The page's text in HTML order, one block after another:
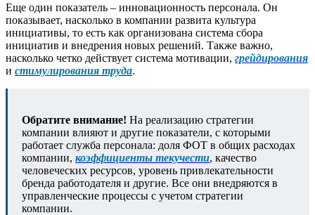
Еще один показатель – инновационность персонала. Он
показывает, насколько в компании развита культура
инициативы, то есть как организована система сбора
инициатив и внедрения новых решений. Также важно,
насколько четко действует система мотивации, грейдирования
и стимулирования труда.
Обратите внимание! На реализацию стратегии
компании влияют и другие показатели, с которыми
работает служба персонала: доля ФОТ в общих расходах
компании, коэффициенты текучести, качество
человеческих ресурсов, уровень привлекательности
бренда работодателя и другие. Все они внедряются в
управленческие процессы с учетом стратегии
компании.